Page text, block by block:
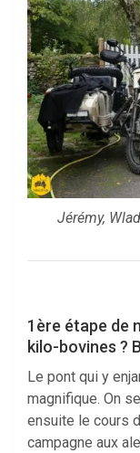
Jérémy,
1ère étape de
kilo-bovines ?
Le pont qui y
magnifique. On
ensuite le cours
campagne aux